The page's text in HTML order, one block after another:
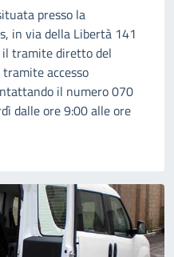
presso la
in via della Libertà 141
il tramite diretto del
accesso
il numero 070
dalle ore 9:00 alle ore